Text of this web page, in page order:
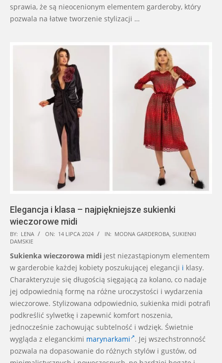
sprawia, że są nieocenionym elementem garderoby, który
pozwala na łatwe tworzenie stylizacji …
Elegancja i klasa – najpiękniejsze sukienki
wieczorowe midi
2024-
07-
14
BY: LENA ON: 14 LIPCA 2024 IN: MODNA GARDEROBA SUKIENKI
DAMSKIE
Sukienka wieczorowa midi jest niezastąpionym elementem
w garderobie każdej kobiety poszukującej elegancji i klasy.
Charakteryzuje się długością sięgającą za kolano, co nadaje
jej odpowiednią formę na różne uroczystości i wydarzenia
wieczorowe. Stylizowana odpowiednio, sukienka midi potrafi
podkreślić sylwetkę i zapewnić komfort noszenia,
jednocześnie zachowując subtelność i wdzięk. Świetnie
wygląda z eleganckimi marynarkami . Jej wszechstronność
pozwala na dopasowanie do różnych stylów i gustów, od